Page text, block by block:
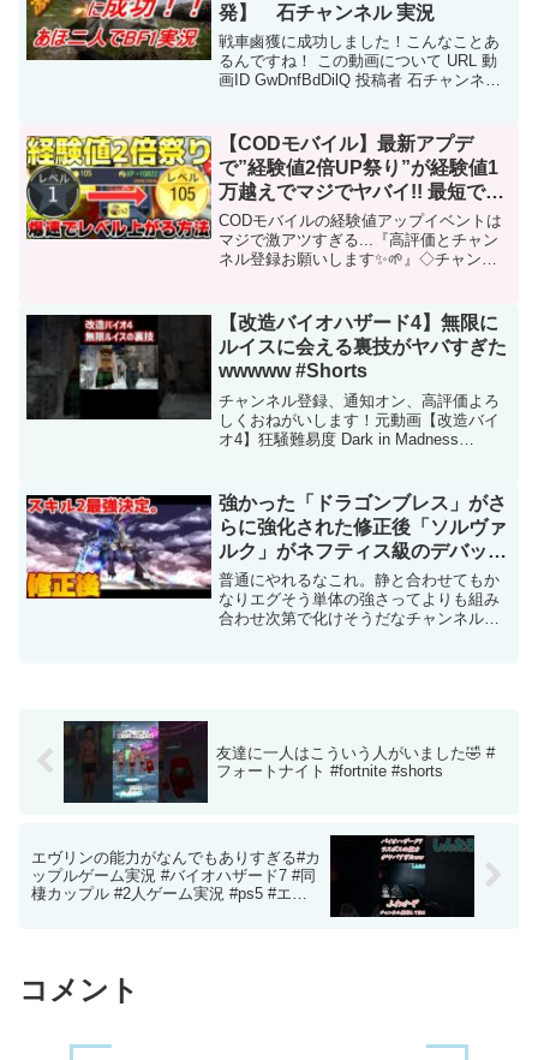
発】 石チャンネル 実況
戦車鹵獲に成功しました！こんなことあ
るんですね！ この動画について URL 動
画ID GwDnfBdDilQ 投稿者 石チャンネル
【CODモバイル】最新アプデ
で”経験値2倍UP祭り”が経験値1
万越えでマジでヤバイ!! 最短でレ
ベル100まで到達する方法紹介！
【COD:Mobile まひとくん】
CODモバイルの経験値アップイベントは
マジで激アツすぎる...『高評価とチャン
ネル登録お願いします✨🌱』◇チャンネ
まで!!↓【@bacuwa】 ◇生放送◇ 検...
【改造バイオハザード4】無限に
ルイスに会える裏技がヤバすぎた
wwwww #Shorts
チャンネル登録、通知オン、高評価よろ
しくおねがいします！元動画【改造バイ
オ4】狂騒難易度 Dark in Madness
だJAPANの...
強かった「ドラゴンブレス」がさ
らに強化された修正後「ソルヴァ
ルク」がネフティス級のデバッフ
ァーになっちまったｗｗｗｗ【サ
マナーズウォー】
普通にやれるなこれ。静と合わせてもか
なりエグそう単体の強さってよりも組み
合わせ次第で化けそうだなチャンネル登
友達に一人はこういう人がいました🤣 #
フォートナイト #fortnite #shorts
エヴリンの能力がなんでもありすぎる#カ
ップルゲーム実況 #バイオハザード7 #同
棲カップル #2人ゲーム実況 #ps5 #エヴ
コメント